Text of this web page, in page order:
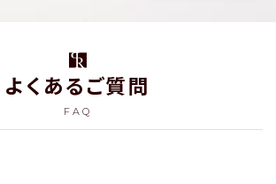
よくあるご質問
FAQ